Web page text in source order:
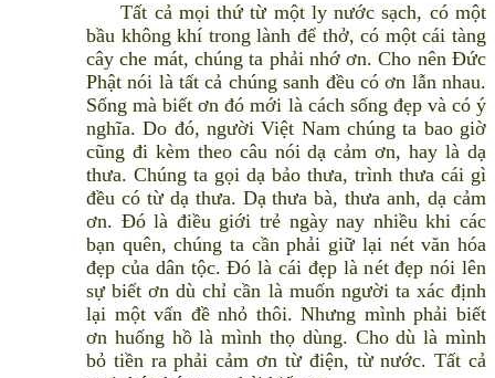
Tất cả mọi thứ từ một ly nước sạch, có một
bầu không khí trong lành để thở, có một cái tàng
cây che mát, chúng ta phải nhớ ơn. Cho nên Đức
Phật nói là tất cả chúng sanh đều có ơn lẫn nhau.
Sống mà biết ơn đó mới là cách sống đẹp và có ý
nghĩa. Do đó, người Việt Nam chúng ta bao giờ
cũng đi kèm theo câu nói dạ cảm ơn, hay là dạ
thưa. Chúng ta gọi dạ bảo thưa, trình thưa cái gì
đều có từ dạ thưa. Dạ thưa bà, thưa anh, dạ cảm
ơn. Đó là điều giới trẻ ngày nay nhiều khi các
bạn quên, chúng ta cần phải giữ lại nét văn hóa
đẹp của dân tộc. Đó là cái đẹp là nét đẹp nói lên
sự biết ơn dù chỉ cần là muốn người ta xác định
lại một vấn đề nhỏ thôi. Nhưng mình phải biết
ơn huống hồ là mình thọ dùng. Cho dù là mình
bỏ tiền ra phải cảm ơn từ điện, từ nước. Tất cả